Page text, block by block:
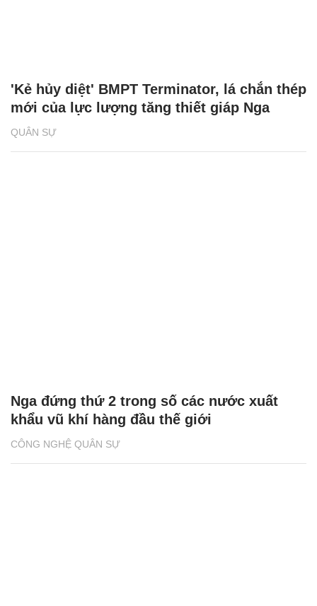
QUÂN SỰ
'Kẻ hủy diệt' BMPT Terminator, lá chắn thép
mới của lực lượng tăng thiết giáp Nga
CÔNG NGHỆ QUÂN SỰ
Nga đứng thứ 2 trong số các nước xuất
khẩu vũ khí hàng đầu thế giới